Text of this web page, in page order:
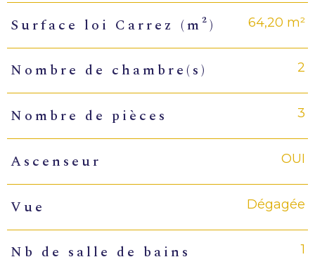
Surface loi Carrez (m²) 64,20 m²
Nombre de chambre(s) 2
Nombre de pièces 3
Ascenseur OUI
Vue Dégagée
Nb de salle de bains 1